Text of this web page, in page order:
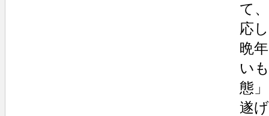
て
応
晩
い
態
遂